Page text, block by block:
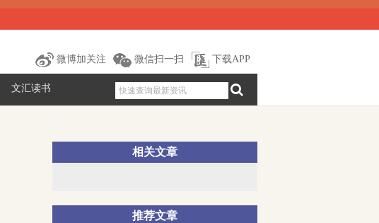
微博加关注 微信扫一扫 下载APP
文汇读书
相关文章
推荐文章